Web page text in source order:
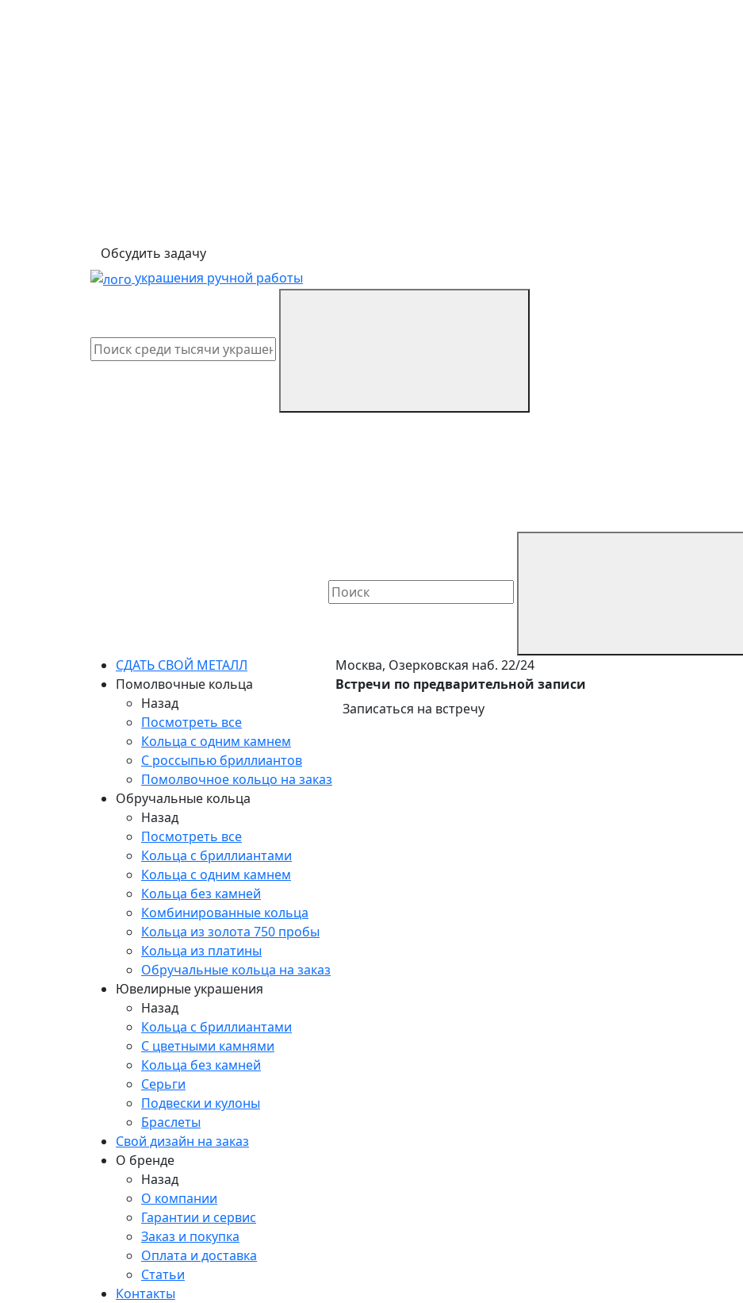
Обсудить задачу
украшения ручной работы
СДАТЬ СВОЙ МЕТАЛЛ
Помолвочные кольца
Назад
Посмотреть все
Кольца с одним камнем
С россыпью бриллиантов
Помолвочное кольцо на заказ
Обручальные кольца
Назад
Посмотреть все
Кольца с бриллиантами
Кольца с одним камнем
Кольца без камней
Комбинированные кольца
Кольца из золота 750 пробы
Кольца из платины
Обручальные кольца на заказ
Ювелирные украшения
Назад
Кольца с бриллиантами
С цветными камнями
Кольца без камней
Серьги
Подвески и кулоны
Браслеты
Свой дизайн на заказ
О бренде
Назад
О компании
Гарантии и сервис
Заказ и покупка
Оплата и доставка
Статьи
Контакты
Москва, Озерковская наб. 22/24
Встречи по предварительной записи
Записаться на встречу